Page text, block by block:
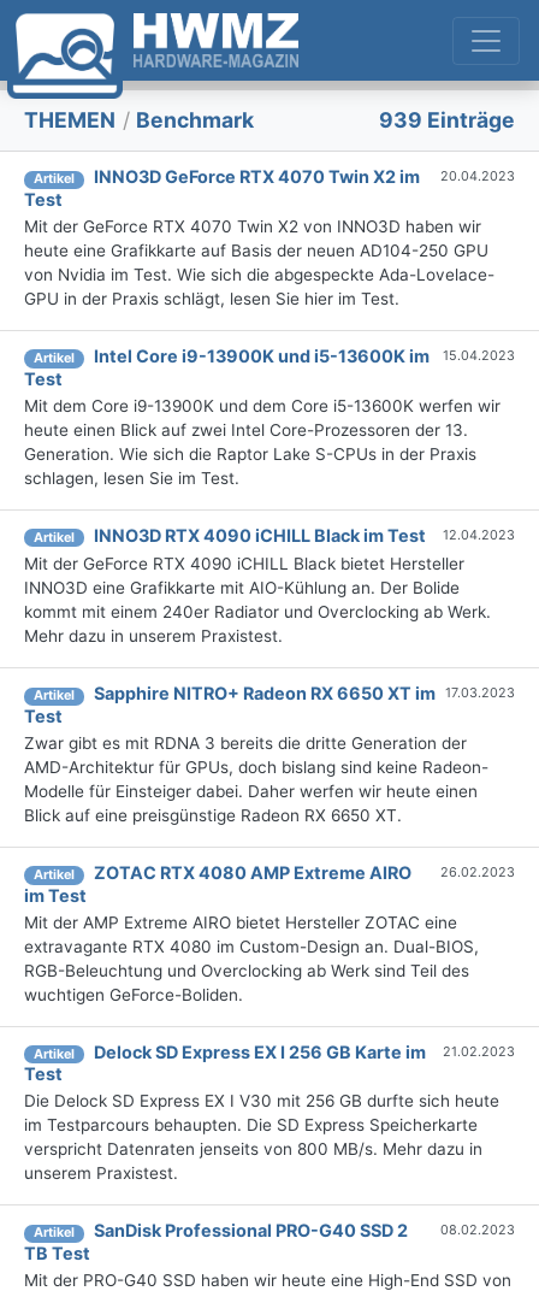
THEMEN / Benchmark 939 Einträge
Artikel
INNO3D GeForce RTX 4070 Twin X2 im
Test
20.04.2023
Mit der GeForce RTX 4070 Twin X2 von INNO3D haben wir
heute eine Grafikkarte auf Basis der neuen AD104-250 GPU
von Nvidia im Test. Wie sich die abgespeckte Ada-Lovelace-
GPU in der Praxis schlägt, lesen Sie hier im Test.
Artikel
Intel Core i9-13900K und i5-13600K im
Test
15.04.2023
Mit dem Core i9-13900K und dem Core i5-13600K werfen wir
heute einen Blick auf zwei Intel Core-Prozessoren der 13.
Generation. Wie sich die Raptor Lake S-CPUs in der Praxis
schlagen, lesen Sie im Test.
Artikel INNO3D RTX 4090 iCHILL Black im Test 12.04.2023
Mit der GeForce RTX 4090 iCHILL Black bietet Hersteller
INNO3D eine Grafikkarte mit AIO-Kühlung an. Der Bolide
kommt mit einem 240er Radiator und Overclocking ab Werk.
Mehr dazu in unserem Praxistest.
Artikel
Sapphire NITRO+ Radeon RX 6650 XT im
Test
17.03.2023
Zwar gibt es mit RDNA 3 bereits die dritte Generation der
AMD-Architektur für GPUs, doch bislang sind keine Radeon-
Modelle für Einsteiger dabei. Daher werfen wir heute einen
Blick auf eine preisgünstige Radeon RX 6650 XT.
Artikel
ZOTAC RTX 4080 AMP Extreme AIRO
im Test
26.02.2023
Mit der AMP Extreme AIRO bietet Hersteller ZOTAC eine
extravagante RTX 4080 im Custom-Design an. Dual-BIOS,
RGB-Beleuchtung und Overclocking ab Werk sind Teil des
wuchtigen GeForce-Boliden.
Artikel
Delock SD Express EX I 256 GB Karte im
Test
21.02.2023
Die Delock SD Express EX I V30 mit 256 GB durfte sich heute
im Testparcours behaupten. Die SD Express Speicherkarte
verspricht Datenraten jenseits von 800 MB/s. Mehr dazu in
unserem Praxistest.
Artikel
SanDisk Professional PRO-G40 SSD 2
TB Test
08.02.2023
Mit der PRO-G40 SSD haben wir heute eine High-End SSD von